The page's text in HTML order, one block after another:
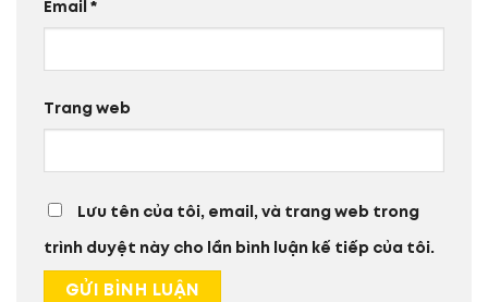
Email *
Trang web
Lưu tên của tôi, email, và trang web trong
trình duyệt này cho lần bình luận kế tiếp của tôi.